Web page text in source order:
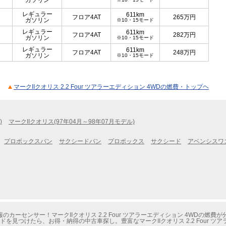
レギュラー
ガソリン
フロア4AT 611km
※10・15モード 265万円
レギュラー
ガソリン
フロア4AT 611km
※10・15モード 282万円
レギュラー
ガソリン
フロア4AT 611km
※10・15モード 248万円
マークIIクオリス 2.2 Four ツアラーエディション 4WDの燃費・トップヘ
マークIIクオリス(97年04月～98年07月モデル)
プロボックスバン サクシードバン プロボックス サクシード アベンシスワ
カーセンサー！マークIIクオリス 2.2 Four ツアラーエディション 4WDの燃費が
を見つけたら、お得・納得の中古車探し。豊富なマークIIクオリス 2.2 Four ツ